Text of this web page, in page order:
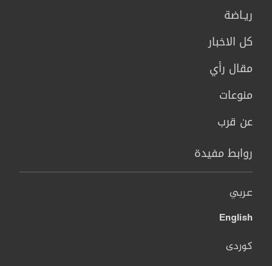
ريـاضة
كل الاخبار
مقال رأي
منوعات
عن قرب
روابط مفيدة
عربي
English
کوردی